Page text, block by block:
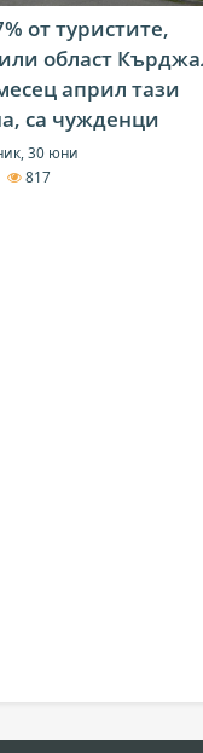
от туристите,
област
април тази
са чужденци
30 юни
817